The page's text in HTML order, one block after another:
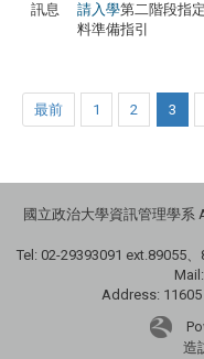
訊息
請入學第二階段指
料準備指引
最前 1 2 3
國立政治大學資訊管理學系
Tel: 02-29393091 ext.89055、
Address:
造